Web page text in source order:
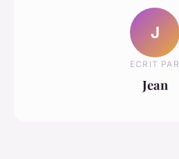
J
ECRIT PAR
Jean